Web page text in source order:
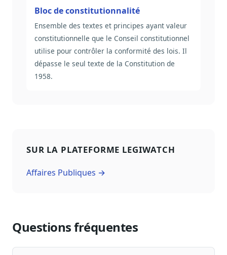
Bloc de constitutionnalité
Ensemble des textes et principes ayant valeur
constitutionnelle que le Conseil constitutionnel
utilise pour contrôler la conformité des lois. Il
dépasse le seul texte de la Constitution de
1958.
SUR LA PLATEFORME LEGIWATCH
Affaires Publiques →
Questions fréquentes